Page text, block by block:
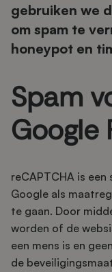
gebruiken we
om spam te
honeypot en
Spam
Google
reCAPTCHA is
Google als
te gaan. Door
worden of de
een mens is en
de